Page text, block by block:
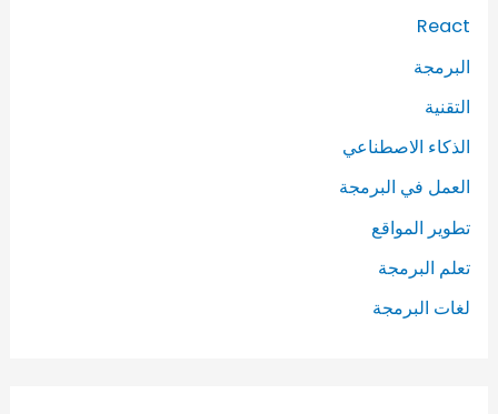
React
البرمجة
التقنية
الذكاء الاصطناعي
العمل في البرمجة
تطوير المواقع
تعلم البرمجة
لغات البرمجة